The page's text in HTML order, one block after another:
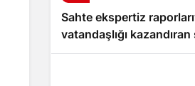
Sahte ekspertiz
vatandaşlığı kazandıran
operasyon: 32